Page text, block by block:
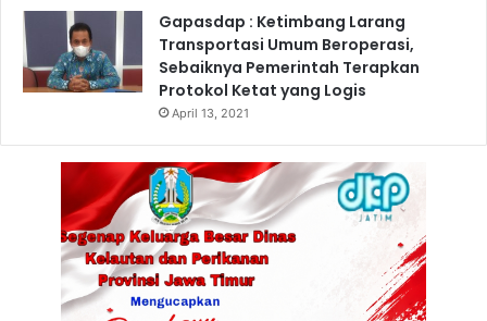
M
e
d
Gapasdap : Ketimbang Larang
Transportasi Umum Beroperasi,
Sebaiknya Pemerintah Terapkan
Protokol Ketat yang Logis
April 13, 2021